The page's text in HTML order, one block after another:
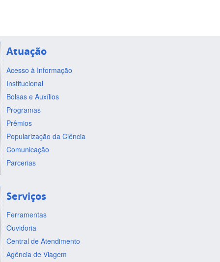
Atuação
Acesso à Informação
Institucional
Bolsas e Auxílios
Programas
Prêmios
Popularização da Ciência
Comunicação
Parcerias
Serviços
Ferramentas
Ouvidoria
Central de Atendimento
Agência de Viagem